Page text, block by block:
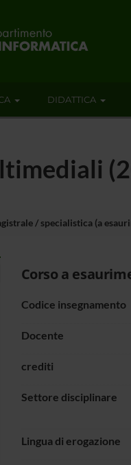
DIDATTICA
/ specialistica (a
Corso a
Codice insegnamento
Docente
crediti
Settore disciplinare
Lingua di erogazione